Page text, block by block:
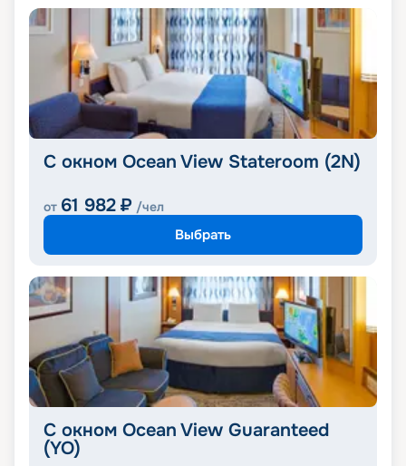
С окном Ocean View Stateroom (2N)
от 61 982 ₽ /чел
Выбрать
С окном Ocean View Guaranteed
(YO)